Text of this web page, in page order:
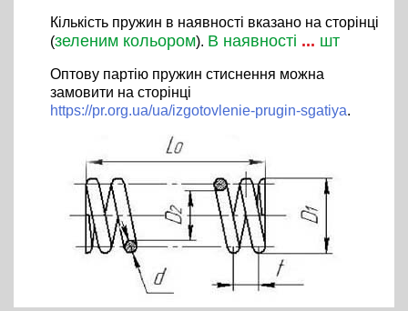
Кількість пружин в наявності вказано на сторінці
(зеленим кольором). В наявності ... шт
Оптову партію пружин стиснення можна
замовити на сторінці
https://pr.org.ua/ua/izgotovlenie-prugin-sgatiya.